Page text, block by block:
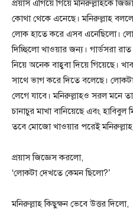
প্রয়াস এগিয়ে গিয়ে মনিরুল্লাহকে
কোথা থেকে এনেছে। মনিরুল্লাহ
লোক হাতে করে এসব এনেছিলো।
দিচ্ছিলো খাওয়ার জন্য। গার্ডসরা
নিয়ে অনেক বাহ্ববা দিয়ে গিয়েছে।
সাথে ভাগ করে দিতে বলেছে।
লেগে যাবে। মনিরুল্লাহও সরল মনে
চানাচুর মাখা বানিয়েছে এবং
তবে মোজো খাওয়ার পরেই মনিরুল্লাহ
প্রয়াস জিজ্ঞেস করলো,
‘লোকটা দেখতে কেমন ছিলো?’
মনিরুল্লাহ কিছুক্ষন ভেবে উত্তর দিলো,